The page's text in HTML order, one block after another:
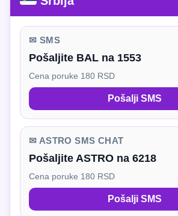
✉ SMS
Pošaljite BAL na 1553
Cena poruke 180 RSD
Pošalji SMS
✉ ASTRO SMS CHAT
Pošaljite ASTRO na 6218
Cena poruke 180 RSD
Pošalji SMS